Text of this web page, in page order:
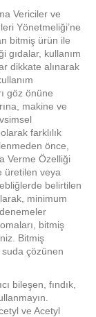
Vericiler ve
Yönetmeliği’ne
bitmiş ürün ile
gıdalar, kullanım
dikkate alınarak
göz önüne
makine ve
farklılık
önce,
Verme Özelliği
üretilen veya
belirtilen
minimum
bitmiş
Bitmiş
çözünen
bileşen, fındık,
ve Acetyl